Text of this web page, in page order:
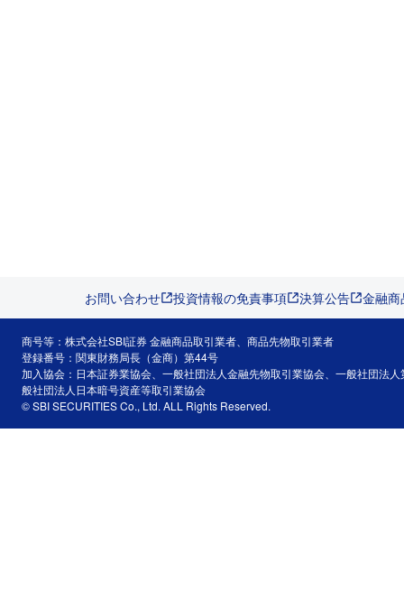
お問い合わせ 投資情報の免責事項 決算公告 金融
商号等：株式会社SBI証券 金融商品取引業者、商品先物取引業者
登録番号：関東財務局長（金商）第44号
加入協会：日本証券業協会、一般社団法人金融先物取引業協会、一般社団法
般社団法人日本暗号資産等取引業協会
© SBI SECURITIES Co., Ltd. ALL Rights Reserved.